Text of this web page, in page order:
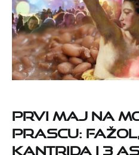
Prvi maj na
prascu:
Kantrida i 3